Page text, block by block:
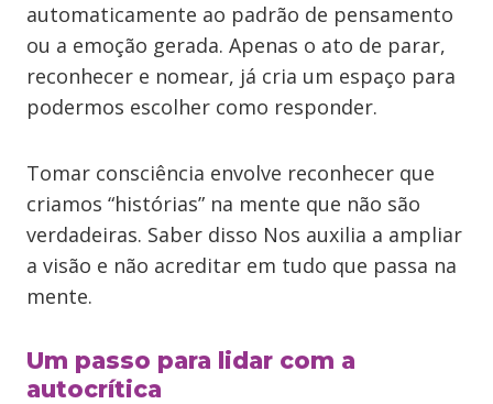
automaticamente ao padrão de pensamento
ou a emoção gerada. Apenas o ato de parar,
reconhecer e nomear, já cria um espaço para
podermos escolher como responder.
Tomar consciência envolve reconhecer que
criamos “histórias” na mente que não são
verdadeiras. Saber disso Nos auxilia a ampliar
a visão e não acreditar em tudo que passa na
mente.
Um passo para lidar com a
autocrítica